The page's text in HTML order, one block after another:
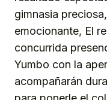
gimnasia
emocionante, El
concurrida
Yumbo con la
acompañarán